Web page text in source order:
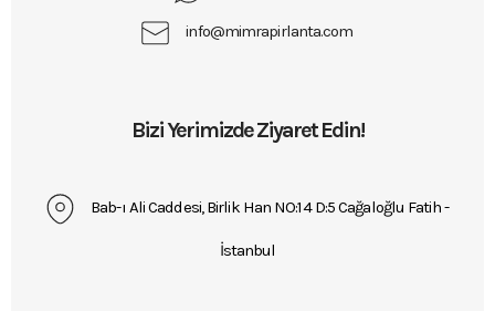
info@mimrapirlanta.com
Bizi Yerimizde Ziyaret Edin!
Bab-ı Ali Caddesi, Birlik Han NO:14 D:5 Cağaloğlu Fatih -
İstanbul